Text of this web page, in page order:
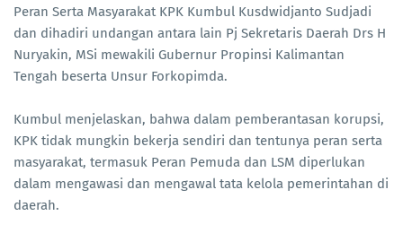
Peran Serta Masyarakat KPK Kumbul Kusdwidjanto Sudjadi
dan dihadiri undangan antara lain Pj Sekretaris Daerah Drs H
Nuryakin, MSi mewakili Gubernur Propinsi Kalimantan
Tengah beserta Unsur Forkopimda.
Kumbul menjelaskan, bahwa dalam pemberantasan korupsi,
KPK tidak mungkin bekerja sendiri dan tentunya peran serta
masyarakat, termasuk Peran Pemuda dan LSM diperlukan
dalam mengawasi dan mengawal tata kelola pemerintahan di
daerah.